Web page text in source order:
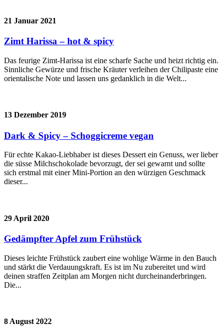
21 Januar 2021
Zimt Harissa – hot & spicy
Das feurige Zimt-Harissa ist eine scharfe Sache und heizt richtig ein.
Sinnliche Gewürze und frische Kräuter verleihen der Chilipaste eine
orientalische Note und lassen uns gedanklich in die Welt...
13 Dezember 2019
Dark & Spicy – Schoggicreme vegan
Für echte Kakao-Liebhaber ist dieses Dessert ein Genuss, wer lieber
die süsse Milchschokolade bevorzugt, der sei gewarnt und sollte
sich erstmal mit einer Mini-Portion an den würzigen Geschmack
dieser...
29 April 2020
Gedämpfter Apfel zum Frühstück
Dieses leichte Frühstück zaubert eine wohlige Wärme in den Bauch
und stärkt die Verdauungskraft. Es ist im Nu zubereitet und wird
deinen straffen Zeitplan am Morgen nicht durcheinanderbringen.
Die...
8 August 2022